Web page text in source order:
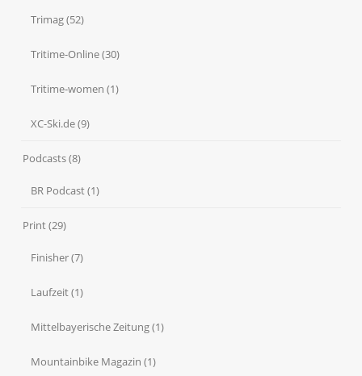
Trimag(52)
Tritime-Online(30)
Tritime-women (1)
XC-Ski.de(9)
Podcasts(8)
BR Podcast(1)
Print(29)
Finisher(7)
Laufzeit(1)
Mittelbayerische Zeitung(1)
Mountainbike Magazin (1)